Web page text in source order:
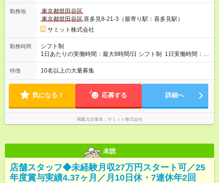
歳 ：月給26万円 ■20歳 ：月給25万4000円 ■キャリアパ
スについて■ 配属後は経験を積み、サブチーフ・チーフ（部門運
営責任者）を目指します。 チーフは接客や作業のほか、販売計
画や売場作り、社員教育も担当。副店長・店長へ昇進すれば給
与も大幅アップします。 また年1回キャリア希望を出せ、商品
部・営業企画部・総務部・経理部など本部スタッフへの挑戦も
発・経理部への異動例もあり、自身の可能性を広げられる環境
です！ 【試用期間】試用期間あり 試用期間の長さ：3ヶ月 雇用
形態、給与は本採用時と同じです。
勤務地
東京都世田谷区
東京都世田谷区喜多見8-21-3（最寄り駅：喜多見駅）
サミット株式会社
勤務時間
シフト制
1日あたりの実働時間：最大8時間/日 シフト制 1日実働時間：最
大8時間(休憩1時間) 月10日休 【シフト例】 8:00～17:00 10:00
～19:00 12:00～21:00 ほか 深夜営業店舗(22時～25時閉店)に
めの深夜勤務はありません。 月平均残業時間20～30h程度
特徴 10名以上の大量募集
気になる！ 応募する 詳細へ
掲載元企業名 サミット株式会社
未読
店舗スタッフ◆未経験月収27万円スタート可／25
年度賞与実績4.37ヶ月／月10日休・7連休年2回